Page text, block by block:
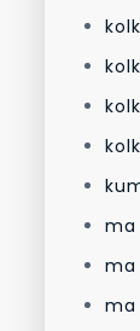
ma
ma
ma